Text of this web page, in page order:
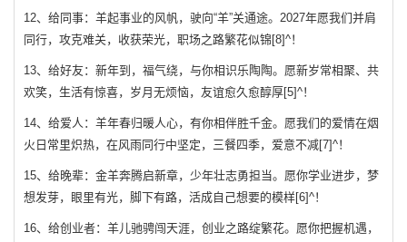
12、给同事：羊起事业的风帆，驶向“羊”关通途。2027年愿我们并肩
同行，攻克难关，收获荣光，职场之路繁花似锦[8]^！
13、给好友：新年到，福气绕，与你相识乐陶陶。愿新岁常相聚、共
欢笑，生活有惊喜，岁月无烦恼，友谊愈久愈醇厚[5]^！
14、给爱人：羊年春归暖人心，有你相伴胜千金。愿我们的爱情在烟
火日常里炽热，在风雨同行中坚定，三餐四季，爱意不减[7]^！
15、给晚辈：金羊奔腾启新章，少年壮志勇担当。愿你学业进步，梦
想发芽，眼里有光，脚下有路，活成自己想要的模样[6]^！
16、给创业者：羊儿驰骋闯天涯，创业之路绽繁花。愿你把握机遇，